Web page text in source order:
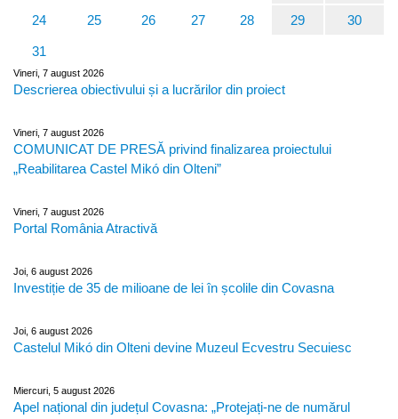
24 25 26 27 28 29 30
31
Vineri, 7 august 2026
Descrierea obiectivului și a lucrărilor din proiect
Vineri, 7 august 2026
COMUNICAT DE PRESĂ privind finalizarea proiectului
„Reabilitarea Castel Mikó din Olteni”
Vineri, 7 august 2026
Portal România Atractivă
Joi, 6 august 2026
Investiție de 35 de milioane de lei în școlile din Covasna
Joi, 6 august 2026
Castelul Mikó din Olteni devine Muzeul Ecvestru Secuiesc
Miercuri, 5 august 2026
Apel național din județul Covasna: „Protejați-ne de numărul